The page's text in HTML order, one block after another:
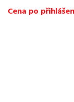
Cena po